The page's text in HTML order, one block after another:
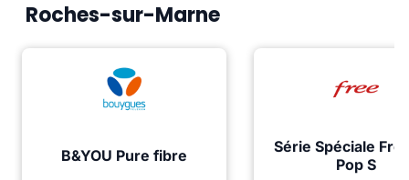
Roches-sur-Marne
B&YOU Pure fibre
Série Spéciale
Pop S